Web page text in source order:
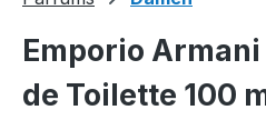
Emporio
de Toilette 100